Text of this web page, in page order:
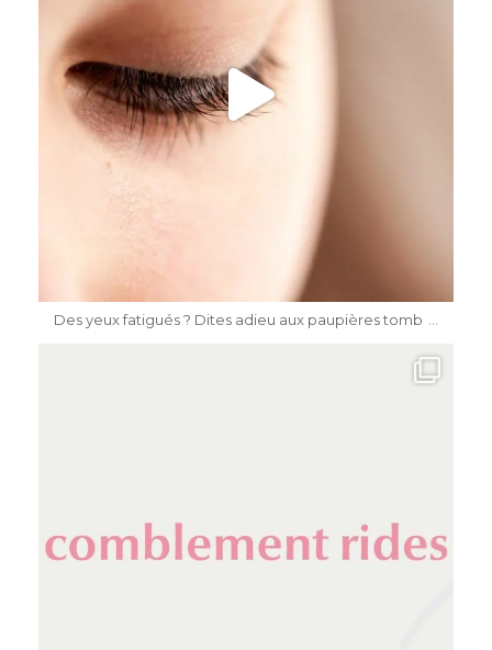
Des yeux fatigués ? Dites adieu aux paupières tomb ...